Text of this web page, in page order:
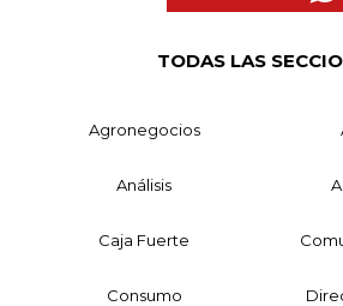
TODAS LAS
Agronegocios
Análisis
Caja Fuerte
Consumo